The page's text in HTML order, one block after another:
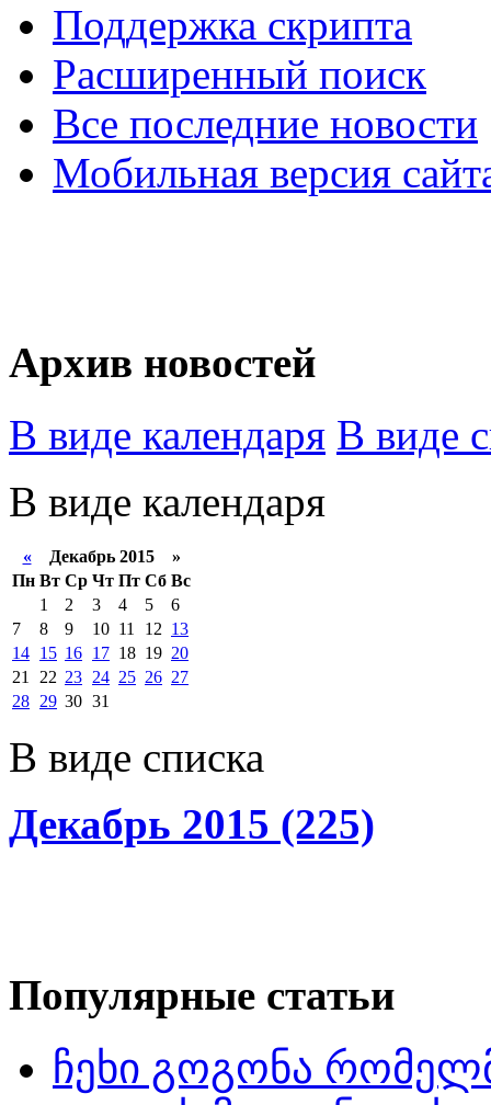
Поддержка скрипта
Расширенный поиск
Все последние новости
Мобильная версия
Архив новостей
В виде календаря В виде
В виде календаря
«Декабрь 2015 »
Пн Вт Ср Чт Пт Сб Вс
1
2 3 4 5
6
7
8 9 10 11 12 13
14 15 16 17 18 19 20
21
22 23 24 25 26 27
28 29 30 31
В виде списка
Декабрь 2015 (225)
Популярные статьи
ჩეხი გოგონა